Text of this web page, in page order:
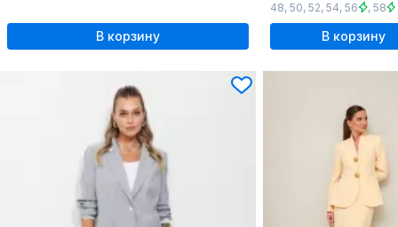
В корзину
48, 50, 52, 54, 56 , 58
В корзину